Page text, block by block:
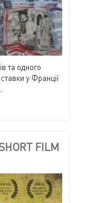
та одного
у Франції
FILM